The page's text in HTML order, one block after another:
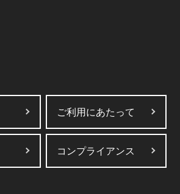
ご利用にあたって
コンプライアンス